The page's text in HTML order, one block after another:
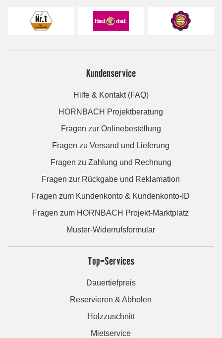
Kundenservice
Hilfe & Kontakt (FAQ)
HORNBACH Projektberatung
Fragen zur Onlinebestellung
Fragen zu Versand und Lieferung
Fragen zu Zahlung und Rechnung
Fragen zur Rückgabe und Reklamation
Fragen zum Kundenkonto & Kundenkonto-ID
Fragen zum HORNBACH Projekt-Marktplatz
Muster-Widerrufsformular
Top-Services
Dauertiefpreis
Reservieren & Abholen
Holzzuschnitt
Mietservice